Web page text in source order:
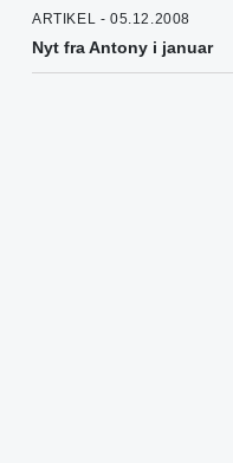
ARTIKEL - 05.12.2008
Nyt fra Antony i januar